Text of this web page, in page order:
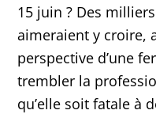
15 juin ? Des
aimeraient y croire,
perspective d’une
trembler la
qu’elle soit fatale à